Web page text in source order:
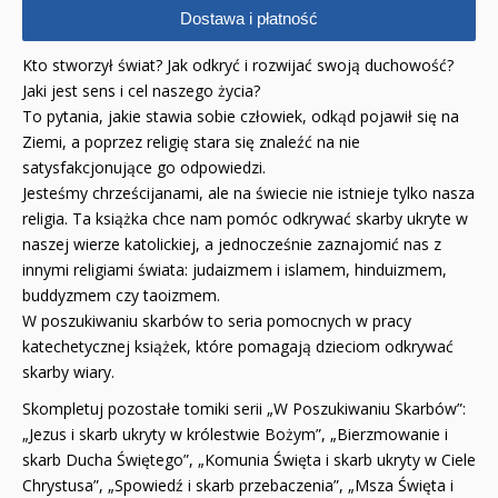
RELIGIJNE
PORADNIKI
DLA DZIECI
Dostawa i płatność
Kto stworzył świat? Jak odkryć i rozwijać swoją duchowość?
Jaki jest sens i cel naszego życia?
To pytania, jakie stawia sobie człowiek, odkąd pojawił się na
Ziemi, a poprzez religię stara się znaleźć na nie
satysfakcjonujące go odpowiedzi.
Jesteśmy chrześcijanami, ale na świecie nie istnieje tylko nasza
religia. Ta książka chce nam pomóc odkrywać skarby ukryte w
naszej wierze katolickiej, a jednocześnie zaznajomić nas z
innymi religiami świata: judaizmem i islamem, hinduizmem,
buddyzmem czy taoizmem.
W poszukiwaniu skarbów to seria pomocnych w pracy
katechetycznej książek, które pomagają dzieciom odkrywać
skarby wiary.
Skompletuj pozostałe tomiki serii „W Poszukiwaniu Skarbów”:
„Jezus i skarb ukryty w królestwie Bożym”, „Bierzmowanie i
skarb Ducha Świętego”, „Komunia Święta i skarb ukryty w Ciele
Chrystusa”, „Spowiedź i skarb przebaczenia”, „Msza Święta i